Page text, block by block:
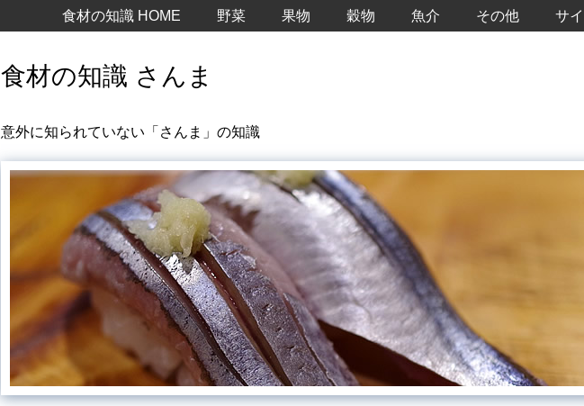
食材の知識 さんま
意外に知られていない「さんま」の知識
食材の知識 HOME 野菜 果物 穀物 魚介 その他 サ